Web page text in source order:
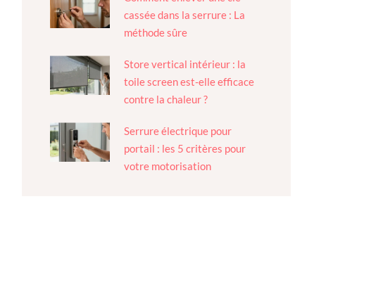
cassée dans la serrure : La
méthode sûre
Store vertical intérieur : la
toile screen est-elle efficace
contre la chaleur ?
Serrure électrique pour
portail : les 5 critères pour
votre motorisation